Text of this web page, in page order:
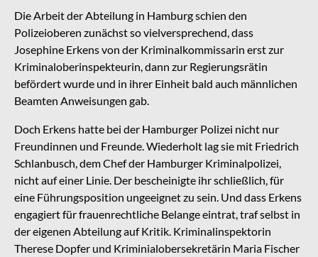
Die Arbeit der Abteilung in Hamburg schien den
Polizeioberen zunächst so vielversprechend, dass
Josephine Erkens von der Kriminalkommissarin erst zur
Kriminaloberinspekteurin, dann zur Regierungsrätin
befördert wurde und in ihrer Einheit bald auch männlichen
Beamten Anweisungen gab.
Doch Erkens hatte bei der Hamburger Polizei nicht nur
Freundinnen und Freunde. Wiederholt lag sie mit Friedrich
Schlanbusch, dem Chef der Hamburger Kriminalpolizei,
nicht auf einer Linie. Der bescheinigte ihr schließlich, für
eine Führungsposition ungeeignet zu sein. Und dass Erkens
engagiert für frauenrechtliche Belange eintrat, traf selbst in
der eigenen Abteilung auf Kritik. Kriminalinspektorin
Therese Dopfer und Kriminialobersekretärin Maria Fischer